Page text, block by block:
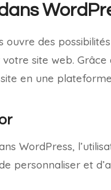
ouvre des
site web.
en une
WordPress,
personnaliser et